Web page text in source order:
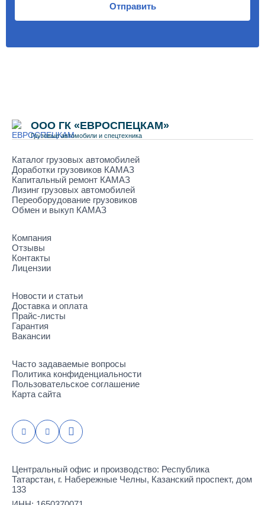
Отправить
ООО ГК «ЕВРОСПЕЦКАМ»
Грузовые автомобили и спецтехника
Каталог грузовых автомобилей
Доработки грузовиков КАМАЗ
Капитальный ремонт КАМАЗ
Лизинг грузовых автомобилей
Переоборудование грузовиков
Обмен и выкуп КАМАЗ
Компания
Отзывы
Контакты
Лицензии
Новости и статьи
Доставка и оплата
Прайс-листы
Гарантия
Вакансии
Часто задаваемые вопросы
Политика конфиденциальности
Пользовательское соглашение
Карта сайта
Центральный офис и производство: Республика
Татарстан, г. Набережные Челны, Казанский проспект, дом
133